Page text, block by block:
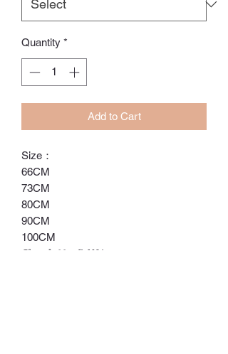
Quantity *
Add to Cart
Size：
66CM
73CM
80CM
90CM
100CM
ℂ𝕙𝕒𝕣𝕝𝕠𝕥𝕥𝕖.𝕊.ℍ𝕂